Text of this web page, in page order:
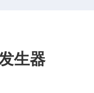
号发生器